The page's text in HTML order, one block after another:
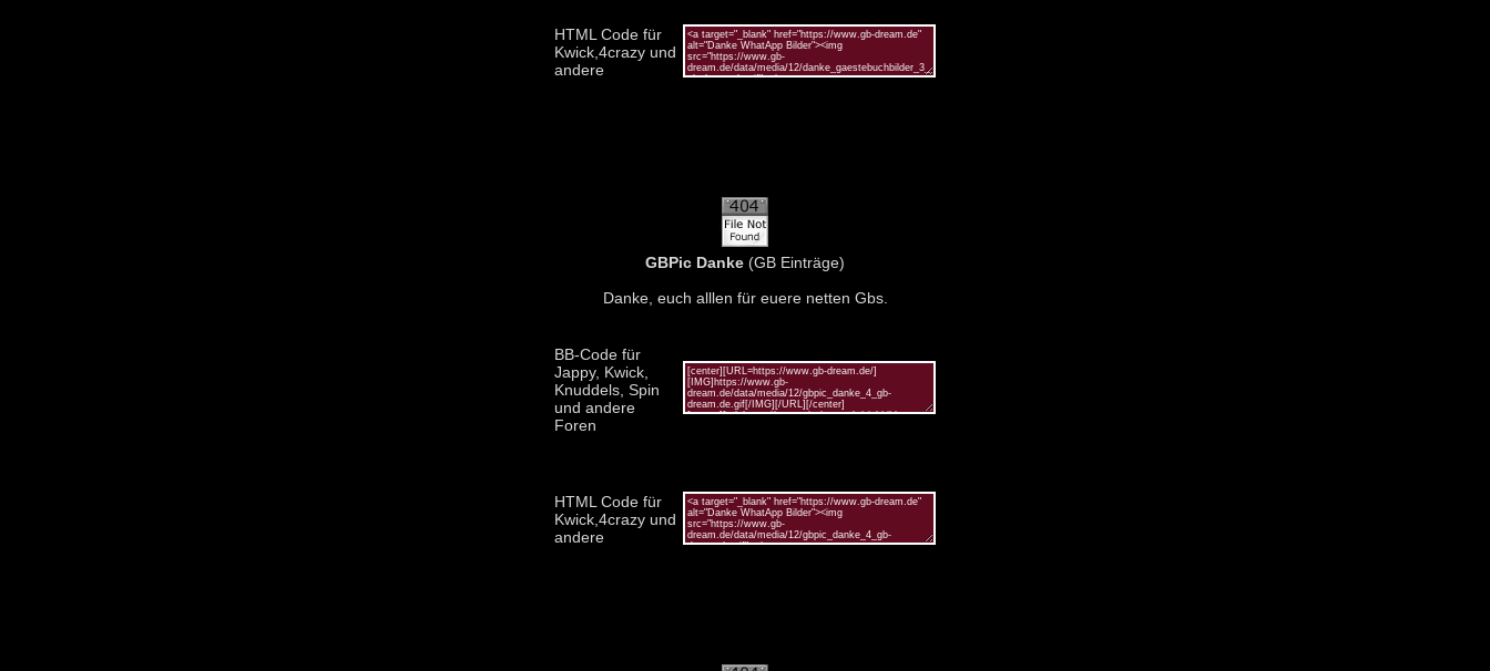
HTML Code für
Kwick,4crazy und
andere
GBPic Danke (GB Einträge)
Danke, euch alllen für euere netten Gbs.
BB-Code für
Jappy, Kwick,
Knuddels, Spin
und andere
Foren
HTML Code für
Kwick,4crazy und
andere